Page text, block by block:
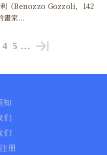
利（Benozzo Gozzoli，142
畫家...
4 5 …
知
们
们
册